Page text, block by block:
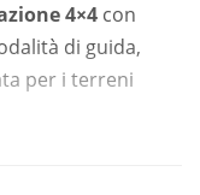
4×4 con
di guida,
per i terreni